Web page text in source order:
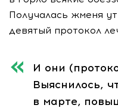
Получалась жменя
девятый протокол
И они
Выяснилось,
в марте,